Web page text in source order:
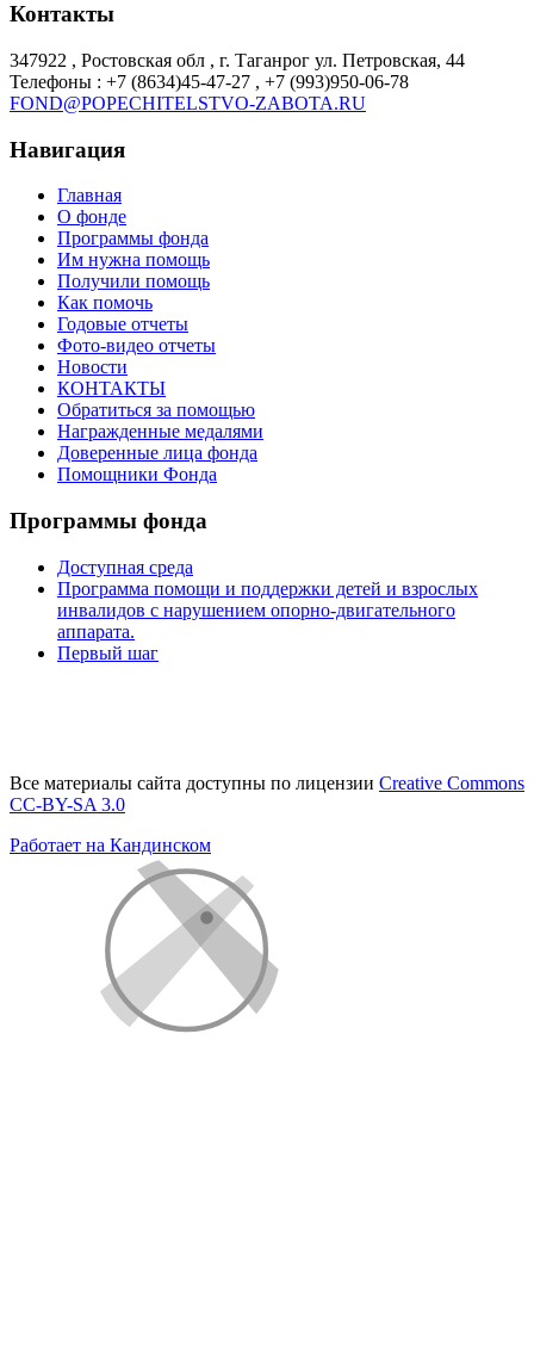
Контакты
347922 , Ростовская обл , г. Таганрог ул. Петровская, 44
Телефоны : +7 (8634)45-47-27 , +7 (993)950-06-78
FOND@POPECHITELSTVO-ZABOTA.RU
Навигация
Главная
О фонде
Программы фонда
Им нужна помощь
Получили помощь
Как помочь
Годовые отчеты
Фото-видео отчеты
Новости
КОНТАКТЫ
Обратиться за помощью
Награжденные медалями
Доверенные лица фонда
Помощники Фонда
Программы фонда
Доступная среда
Программа помощи и поддержки детей и взрослых
инвалидов с нарушением опорно-двигательного
аппарата.
Первый шаг
Все материалы сайта доступны по лицензии Creative Commons
СС-BY-SA 3.0
Работает на Кандинском